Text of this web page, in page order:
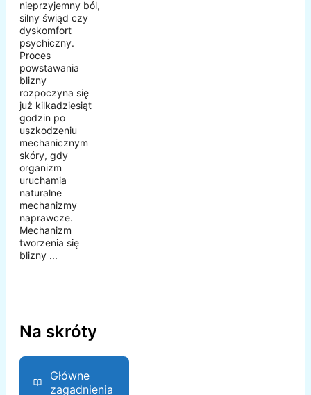
nieprzyjemny ból,
silny świąd czy
dyskomfort
psychiczny.
Proces
powstawania
blizny
rozpoczyna się
już kilkadziesiąt
godzin po
uszkodzeniu
mechanicznym
skóry, gdy
organizm
uruchamia
naturalne
mechanizmy
naprawcze.
Mechanizm
tworzenia się
blizny ...
Na skróty
Główne
zagadnienia